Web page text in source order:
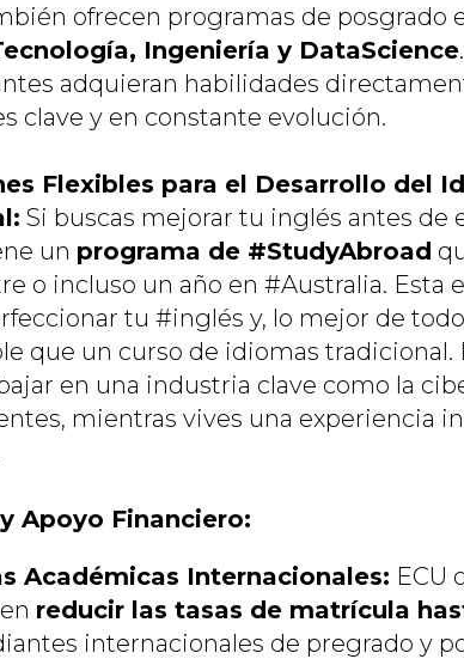
ofrecen programas de posgrado
Ingeniería y DataScience
adquieran habilidades
clave y en constante evolución.
Flexibles para el Desarrollo del
Si buscas mejorar tu inglés antes de
un programa de #StudyAbroad
o incluso un año en #Australia. Esta
tu #inglés y, lo mejor de
que un curso de idiomas tradicional.
en una industria clave como la
mientras vives una experiencia
Apoyo Financiero:
Académicas Internacionales: ECU
reducir las tasas de matrícula
internacionales de pregrado y